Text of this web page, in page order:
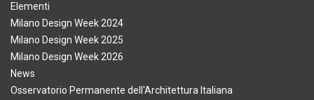
Elementi
Milano Design Week 2024
Milano Design Week 2025
Milano Design Week 2026
News
Osservatorio Permanente dell'Architettura Italiana